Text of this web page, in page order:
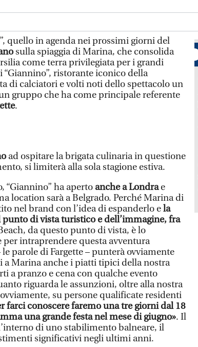
quello in agenda nei prossimi giorni del
sulla spiaggia di Marina, che consolida
come terra privilegiata per i grandi
“Giannino”, ristorante iconico della
di calciatori e volti noti dello spettacolo un
gruppo che ha come principale referente
.
ad ospitare la brigata culinaria in questione
si limiterà alla sola stagione estiva.
“Giannino” ha aperto anche a Londrae
location sarà a Belgrado. Perché Marina di
nel brand con l’idea di espanderlo ela
punto di vista turistico e dell’immagine, fra
da questo punto di vista, è lo
intraprendere questa avventura
parole di Fargette – punterà ovviamente
a Marina anche i piatti tipici della nostra
a pranzo e cena con qualche evento
riguarda le assunzioni, oltre alla nostra
su persone qualificate residenti
farci conoscere faremo una tre giorni dal 18
una grande festa nel mese di giugno». Il
di uno stabilimento balneare, il
significativi negli ultimi anni.